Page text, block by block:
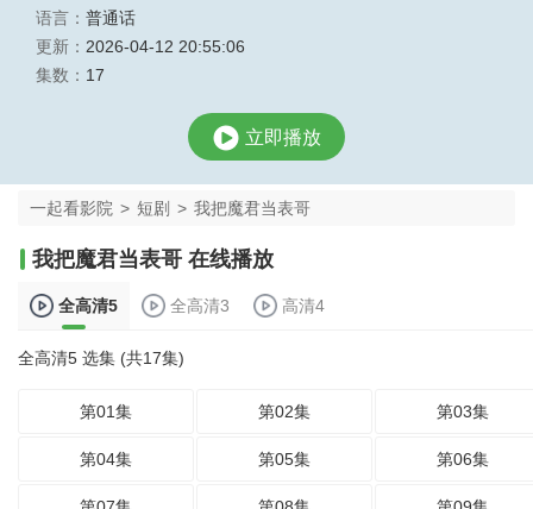
语言： 普通话
更新： 2026-04-12 20:55:06
集数： 17
立即播放
一起看影院 > 短剧 > 我把魔君当表哥
我把魔君当表哥 在线播放
全高清5 全高清3 高清4
全高清5 选集 (共17集)
第01集 第02集 第03集
第04集 第05集 第06集